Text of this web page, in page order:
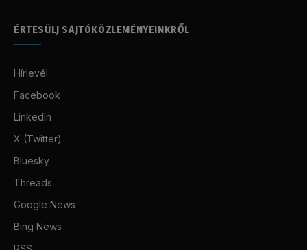
ÉRTESÜLJ SAJTÓKÖZLEMÉNYEINKRŐL
Hírlevél
Facebook
LinkedIn
X (Twitter)
Bluesky
Threads
Google News
Bing News